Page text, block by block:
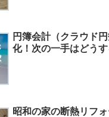
円簿会計（クラウド
化！次の一手はどうす
昭和の家の断熱リフ